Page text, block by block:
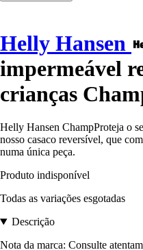
Helly Hansen
impermeável
crianças
Helly Hansen ChampProteja o
nosso casaco reversível, que
numa única peça.
Produto indisponível
Todas as variações esgotadas
Descrição
Nota da marca: Consulte